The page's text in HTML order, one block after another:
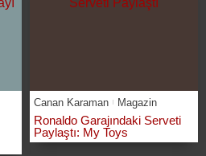
Canan Karaman Magazin
Ronaldo Garajındaki Serveti
Paylaştı: My Toys